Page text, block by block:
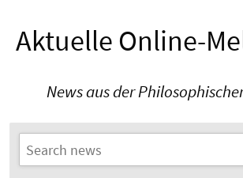
Aktuelle Online-
News aus der